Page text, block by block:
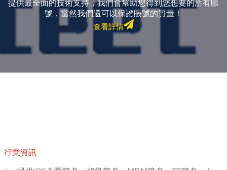
提供最全面的技術支持，我們會幫助您得到您想要的所有賬
號，當然我們還可以保證賬號的質量！
查看詳情
行業資訊